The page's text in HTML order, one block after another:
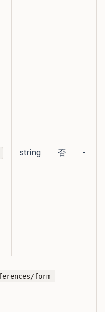
string 否 -
form-